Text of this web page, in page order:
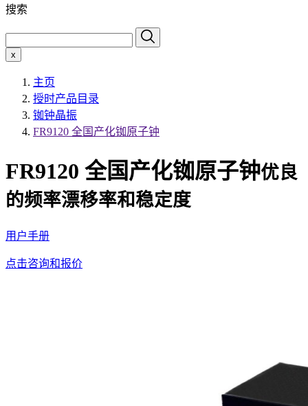
搜索
x
主页
授时产品目录
铷钟晶振
FR9120 全国产化铷原子钟
FR9120 全国产化铷原子钟优良
的频率漂移率和稳定度
用户手册
点击咨询和报价